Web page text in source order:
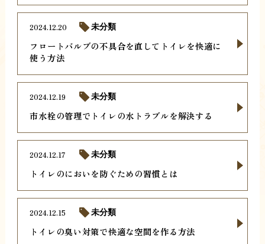
フロートバルブの不具合を直してトイレを快適に
使う方法
2024.12.20 未分類
市水栓の管理でトイレの水トラブルを解決する
2024.12.19 未分類
トイレのにおいを防ぐための習慣とは
2024.12.17 未分類
トイレの臭い対策で快適な空間を作る方法
2024.12.15 未分類